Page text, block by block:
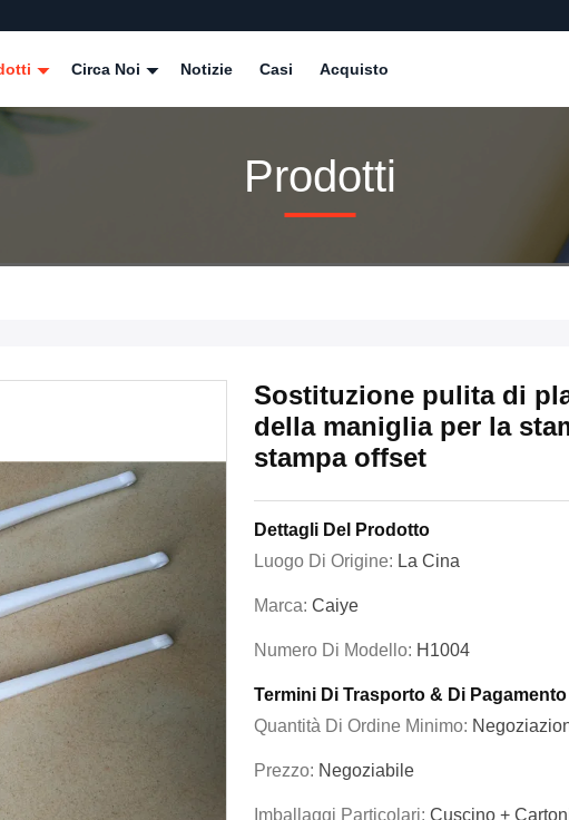
Circa Noi Notizie Casi Acquisto
Prodotti
Sostituzione pulita di
della maniglia per la
stampa offset
Dettagli Del Prodotto
Luogo Di Origine: La Cina
Marca: Caiye
Numero Di Modello: H1004
Termini Di Trasporto & Di Pagamento
Quantità Di Ordine Minimo:
Prezzo: Negoziabile
Imballaggi Particolari: Cuscino +